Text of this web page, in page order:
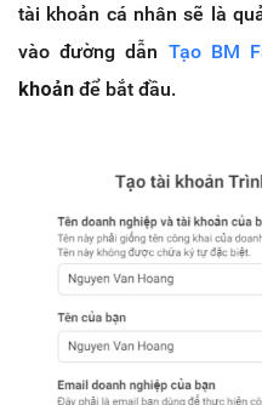
tài khoản cá nhân sẽ là
vào đường dẫn Tạo BM
khoản để bắt đầu.